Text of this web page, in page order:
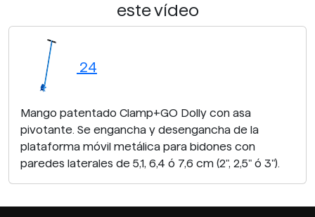
este vídeo
24
Mango patentado Clamp+GO Dolly con asa
pivotante. Se engancha y desengancha de la
plataforma móvil metálica para bidones con
paredes laterales de 5,1, 6,4 ó 7,6 cm (2", 2,5" ó 3").